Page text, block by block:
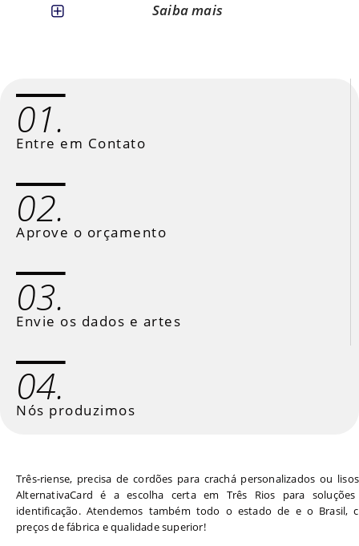
Saiba mais
01.
Entre em Contato
02.
Aprove o orçamento
03.
Envie os dados e artes
04.
Nós produzimos
Três-riense, precisa de cordões para crachá personalizados ou
AlternativaCard é a escolha certa em Três Rios para
identificação. Atendemos também todo o estado de e o Brasil,
preços de fábrica e qualidade superior!